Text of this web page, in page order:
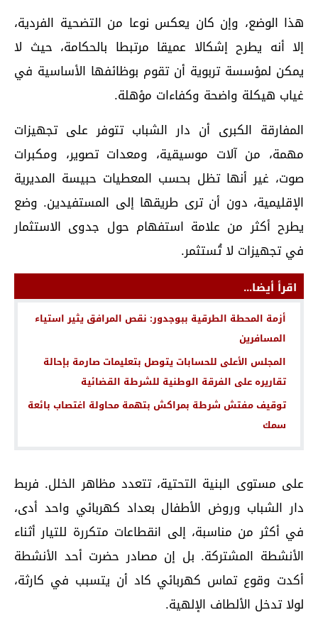
هذا الوضع، وإن كان يعكس نوعا من التضحية الفردية،
إلا أنه يطرح إشكالا عميقا مرتبطا بالحكامة، حيث لا
يمكن لمؤسسة تربوية أن تقوم بوظائفها الأساسية في
غياب هيكلة واضحة وكفاءات مؤهلة.
المفارقة الكبرى أن دار الشباب تتوفر على تجهيزات
مهمة، من آلات موسيقية، ومعدات تصوير، ومكبرات
صوت، غير أنها تظل بحسب المعطيات حبيسة المديرية
الإقليمية، دون أن ترى طريقها إلى المستفيدين. وضع
يطرح أكثر من علامة استفهام حول جدوى الاستثمار
في تجهيزات لا تُستثمر.
اقرأ أيضا...
أزمة المحطة الطرقية ببوجدور: نقص المرافق يثير استياء
المسافرين
المجلس الأعلى للحسابات يتوصل بتعليمات صارمة بإحالة
تقاريره على الفرقة الوطنية للشرطة القضائية
توقيف مفتش شرطة بمراكش بتهمة محاولة اغتصاب بائعة
سمك
على مستوى البنية التحتية، تتعدد مظاهر الخلل. فربط
دار الشباب وروض الأطفال بعداد كهربائي واحد أدى،
في أكثر من مناسبة، إلى انقطاعات متكررة للتيار أثناء
الأنشطة المشتركة. بل إن مصادر حضرت أحد الأنشطة
أكدت وقوع تماس كهربائي كاد أن يتسبب في كارثة،
لولا تدخل الألطاف الإلهية.